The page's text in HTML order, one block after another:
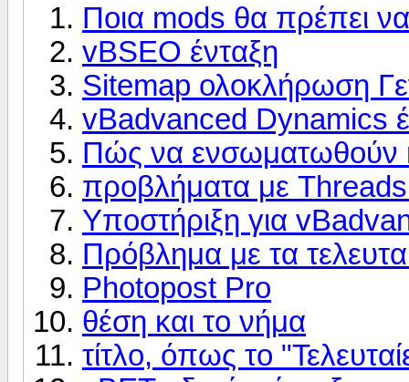
Ποια mods θα πρέπει
vBSEO ένταξη
Sitemap ολοκλήρωση
vBadvanced Dynamics
Πώς να ενσωματωθούν
προβλήματα με
Υποστήριξη για
Πρόβλημα με τα
Photopost Pro
θέση και το νήμα
τίτλο, όπως το